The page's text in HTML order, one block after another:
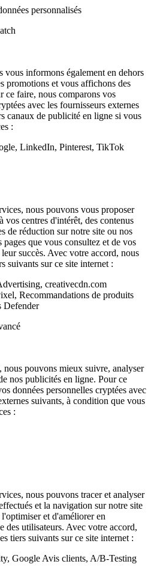
personnalisés
vous informons également en dehors
promotions et vous affichons des
ce faire, nous comparons vos
avec les fournisseurs externes
canaux de publicité en ligne si vous
:
LinkedIn, Pinterest, TikTok
nous pouvons vous proposer
vos centres d'intérêt, des contenus
de réduction sur notre site ou nos
que vous consultez et de vos
succès. Avec votre accord, nous
suivants sur ce site internet :
creativecdn.com
Recommandations de produits
Defender
nous pouvons mieux suivre, analyser
nos publicités en ligne. Pour ce
données personnelles cryptées avec
suivants, à condition que vous
:
nous pouvons tracer et analyser
et la navigation sur notre site
et d'améliorer en
des utilisateurs. Avec votre accord,
tiers suivants sur ce site internet :
Google Avis clients, A/B-Testing